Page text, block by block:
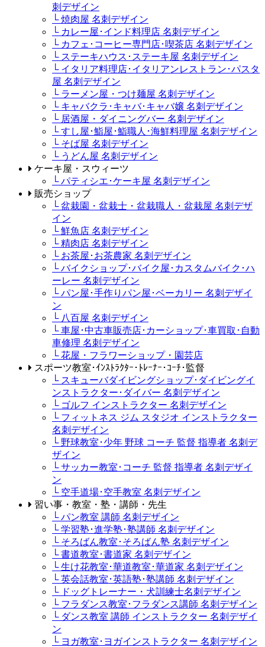
刺デザイン
└ 焼肉屋 名刺デザイン
└ カレー屋･インド料理店 名刺デザイン
└ カフェ･コーヒー専門店･喫茶店 名刺デザイン
└ ステーキハウス･ステーキ屋 名刺デザイン
└ イタリア料理店･イタリアンレストラン･パスタ
屋 名刺デザイン
└ ラーメン屋・つけ麺屋 名刺デザイン
└ キャバクラ･キャバ･キャバ嬢 名刺デザイン
└ 居酒屋・ダイニングバー 名刺デザイン
└ すし屋･鮨屋･鮨職人･海鮮料理屋 名刺デザイン
└ そば屋 名刺デザイン
└ うどん屋 名刺デザイン
ケーキ屋・スウィーツ
└ パティシエ･ケーキ屋 名刺デザイン
販売ショップ
└ 盆栽園・盆栽士・盆栽職人・盆栽屋 名刺デザ
イン
└ 鮮魚店 名刺デザイン
└ 精肉店 名刺デザイン
└ お茶屋･お茶農家 名刺デザイン
└ バイクショップ･バイク屋･カスタムバイク･ハ
ーレー 名刺デザイン
└ パン屋･手作りパン屋･ベーカリー 名刺デザイ
ン
└ 八百屋 名刺デザイン
└ 車屋･中古車販売店･カーショップ･車買取･自動
車修理 名刺デザイン
└ 花屋・フラワーショップ・園芸店
スポーツ教室･ｲﾝｽﾄﾗｸﾀｰ･ﾄﾚｰﾅｰ･ｺｰﾁ･監督
└ スキューバダイビングショップ･ダイビングイ
ンストラクター･ダイバー 名刺デザイン
└ ゴルフ インストラクター 名刺デザイン
└ フィットネス ジム スタジオ インストラクター
名刺デザイン
└ 野球教室･少年 野球 コーチ 監督 指導者 名刺デ
ザイン
└ サッカー教室･コーチ 監督 指導者 名刺デザイ
ン
└ 空手道場･空手教室 名刺デザイン
習い事・教室・塾・講師・先生
└ パン教室 講師 名刺デザイン
└ 学習塾･進学塾･塾講師 名刺デザイン
└ そろばん教室･そろばん塾 名刺デザイン
└ 書道教室･書道家 名刺デザイン
└ 生け花教室･華道教室･華道家 名刺デザイン
└ 英会話教室･英語塾･塾講師 名刺デザイン
└ ドッグトレーナー・犬訓練士名刺デザイン
└ フラダンス教室･フラダンス講師 名刺デザイン
└ ダンス教室 講師 インストラクター 名刺デザイ
ン
└ ヨガ教室･ヨガインストラクター 名刺デザイン